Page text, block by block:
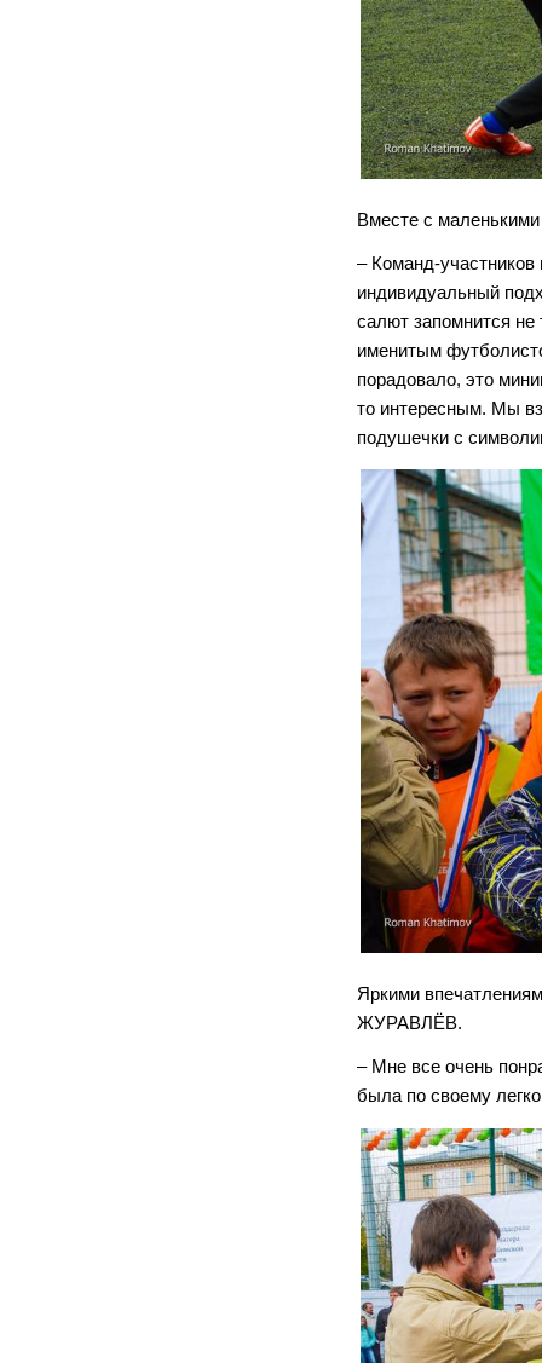
Вместе с
– Команд-
индивидуальный
салют запомнится
именитым
порадовало, это
то интересным. Мы
подушечки с
Яркими
ЖУРАВЛЁВ.
– Мне все очень
была по своему